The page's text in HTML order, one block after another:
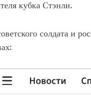
кубка Стэнли.
солдата и